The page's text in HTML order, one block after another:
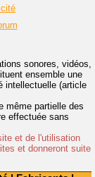
sonores, vidéos,
ensemble une
intellectuelle (article
même partielle des
effectuée sans
et de l'utilisation
et donneront suite